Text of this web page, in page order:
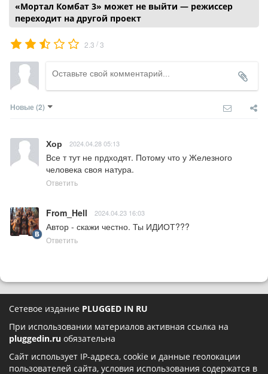
«Мортал Комбат 3» может не выйти — режиссер
переходит на другой проект
2.3 /3
Новые (2)
Хор 2024.04.28 05:13
Все т тут не прдходят. Потому что у Железного
человека своя натура.
Ответить
From_Hell 2024.04.23 16:03
Автор - скажи честно. Ты ИДИОТ???
Ответить
Сетевое издание PLUGGED IN RU
При использовании материалов активная ссылка на
pluggedin.ru обязательна
Сайт использует IP-адреса, cookie и данные геолокации
пользователей сайта, условия использования содержатся в